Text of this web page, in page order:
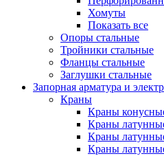
Хомуты
Показать все
Опоры стальные
Тройники стальные
Фланцы стальные
Заглушки стальные
Запорная арматура и
Краны
Краны
Краны
Краны
Краны